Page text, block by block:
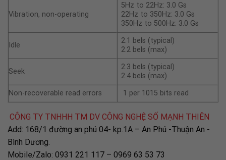
Vibration, non-operating
5Hz to 22Hz: 3.0 Gs
22Hz to 350Hz: 3.0 Gs
350Hz to 500Hz: 3.0 Gs
Idle
2.1 bels (typical)
2.2 bels (max)
Seek
2.3 bels (typical)
2.4 bels (max)
Non-recoverable read errors
1 per 1015 bits read
CÔNG TY TNHHH TM DV CÔNG NGHỆ SỐ MẠNH THIÊN
Add: 168/1 đường an phú 04- kp.1A – An Phú -Thuận An -
Bình Dương.
Mobile/Zalo: 0931 221 117 – 0969 63 53 73